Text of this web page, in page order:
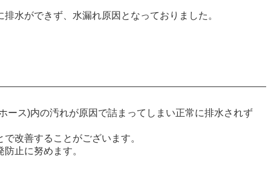
水ができず、水漏れ原因となっておりました。
ース)内の汚れが原因で詰まってしまい正常に排水されず
改善することがございます。
止に努めます。